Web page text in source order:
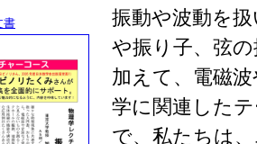
書
振動や波動を
や振り子、弦
加えて、電磁
学に関連した
で、私たちは